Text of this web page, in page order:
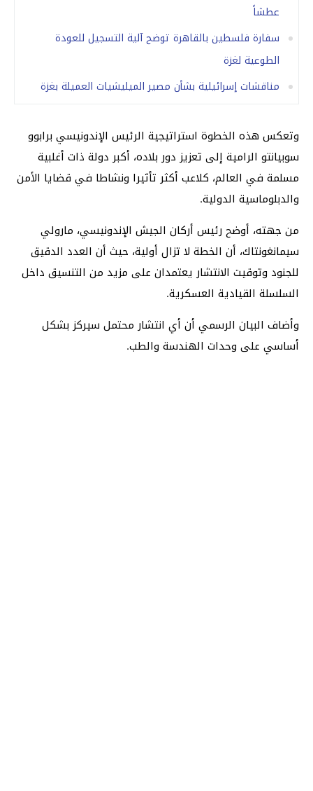
عطشاً
سفارة فلسطين بالقاهرة توضح آلية التسجيل للعودة
الطوعية لغزة
مناقشات إسرائيلية بشأن مصير الميليشيات العميلة بغزة
وتعكس هذه الخطوة استراتيجية الرئيس الإندونيسي برابوو
سوبيانتو الرامية إلى تعزيز دور بلاده، أكبر دولة ذات أغلبية
مسلمة في العالم، كلاعب أكثر تأثيرا ونشاطا في قضايا الأمن
والدبلوماسية الدولية.
من جهته، أوضح رئيس أركان الجيش الإندونيسي، مارولي
سيمانغونتاك، أن الخطة لا تزال أولية، حيث أن العدد الدقيق
للجنود وتوقيت الانتشار يعتمدان على مزيد من التنسيق داخل
السلسلة القيادية العسكرية.
وأضاف البيان الرسمي أن أي انتشار محتمل سيركز بشكل
أساسي على وحدات الهندسة والطب.